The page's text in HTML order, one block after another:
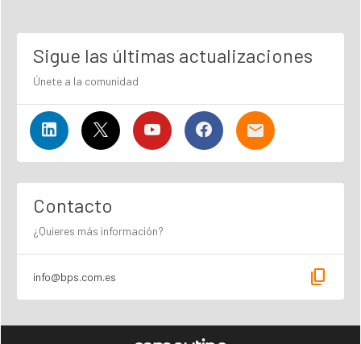
Sigue las últimas actualizaciones
Únete a la comunidad
Contacto
¿Quieres más información?
info@bps.com.es content_copy